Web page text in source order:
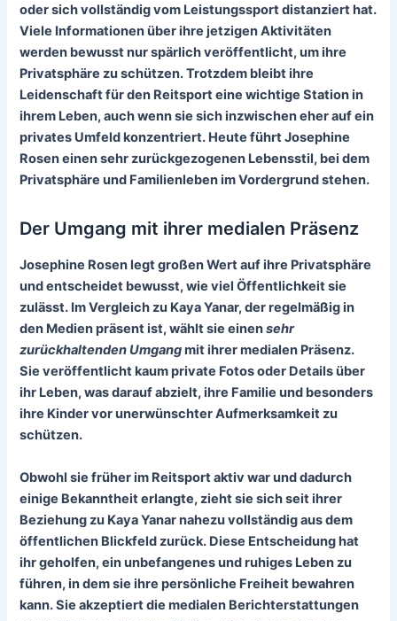
oder sich vollständig vom Leistungssport distanziert hat.
Viele Informationen über ihre jetzigen Aktivitäten
werden bewusst nur spärlich veröffentlicht, um ihre
Privatsphäre zu schützen. Trotzdem bleibt ihre
Leidenschaft für den Reitsport eine wichtige Station in
ihrem Leben, auch wenn sie sich inzwischen eher auf ein
privates Umfeld konzentriert. Heute führt Josephine
Rosen einen sehr zurückgezogenen Lebensstil, bei dem
Privatsphäre und Familienleben im Vordergrund stehen.
Der Umgang mit ihrer medialen Präsenz
Josephine Rosen legt großen Wert aufihre Privatsphäre
und entscheidet bewusst, wie viel Öffentlichkeit sie
zulässt. Im Vergleich zu Kaya Yanar, der regelmäßig in
den Medien präsent ist, wählt sie einensehr
zurückhaltenden Umgangmit ihrer medialen Präsenz.
Sie veröffentlicht kaum private Fotos oder Details über
ihr Leben, was darauf abzielt, ihre Familie und besonders
ihre Kinder vor unerwünschter Aufmerksamkeit zu
schützen.
Obwohl sie früher im Reitsport aktiv war und dadurch
einige Bekanntheit erlangte, zieht sie sich seit ihrer
Beziehung zu Kaya Yanar nahezu vollständig aus dem
öffentlichen Blickfeld zurück. Diese Entscheidung hat
ihr geholfen, einunbefangenes und ruhiges Lebenzu
führen, in dem sie ihre persönliche Freiheit bewahren
kann. Sie akzeptiert die medialen Berichterstattungen